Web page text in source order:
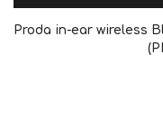
ΠΡΟΣΘΉΚΗ ΣΤΟ
Proda in-ear wireless